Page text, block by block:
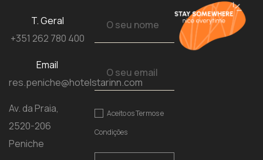
T. Geral
+351 262 780 400
Email
res.peniche@hotelstarinn.com
Av. da Praia,
2520-206
Peniche
Aceito osTermos e
Condições